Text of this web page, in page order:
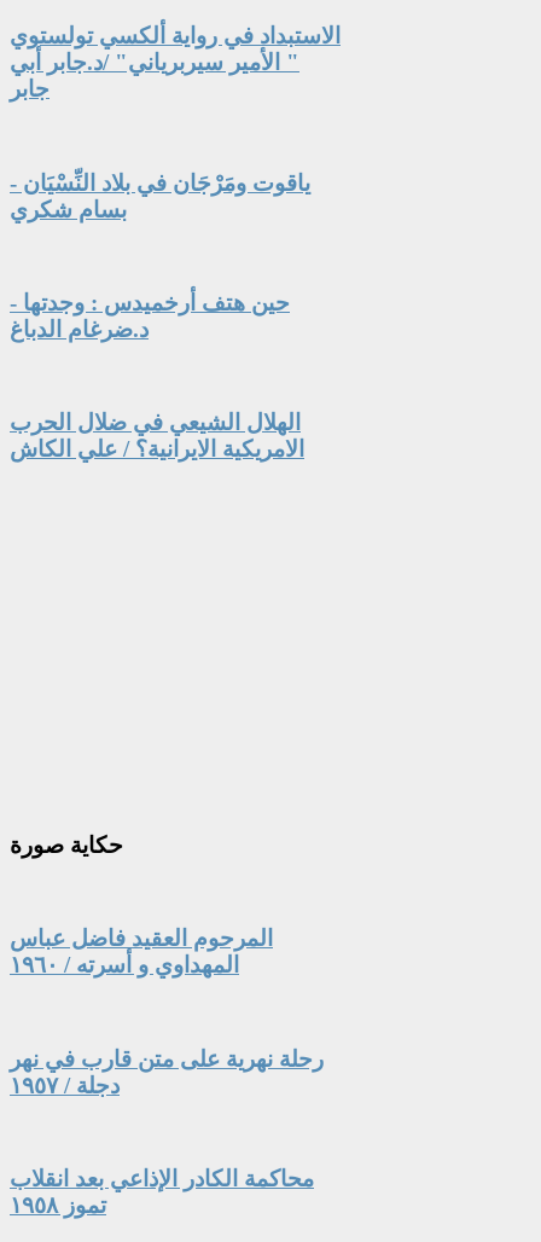
الاستبداد في رواية ألكسي تولستوي
" الأمير سيربرياني" /د.جابر أبي
جابر
ياقوت ومَرْجَان في بلاد النِّسْيَان -
بسام شكري
حين هتف أرخميدس : وجدتها -
د.ضرغام الدباغ
الهلال الشيعي في ضلال الحرب
الامريكية الايرانية؟ / علي الكاش
حكاية صورة
المرحوم العقيد فاضل عباس
المهداوي و أسرته / ١٩٦٠
رحلة نهرية على متن قارب في نهر
دجلة / ١٩٥٧
محاكمة الكادر الإذاعي بعد انقلاب
تموز ١٩٥٨